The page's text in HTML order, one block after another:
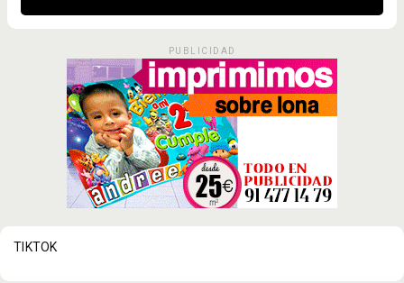
PUBLICIDAD
TIKTOK